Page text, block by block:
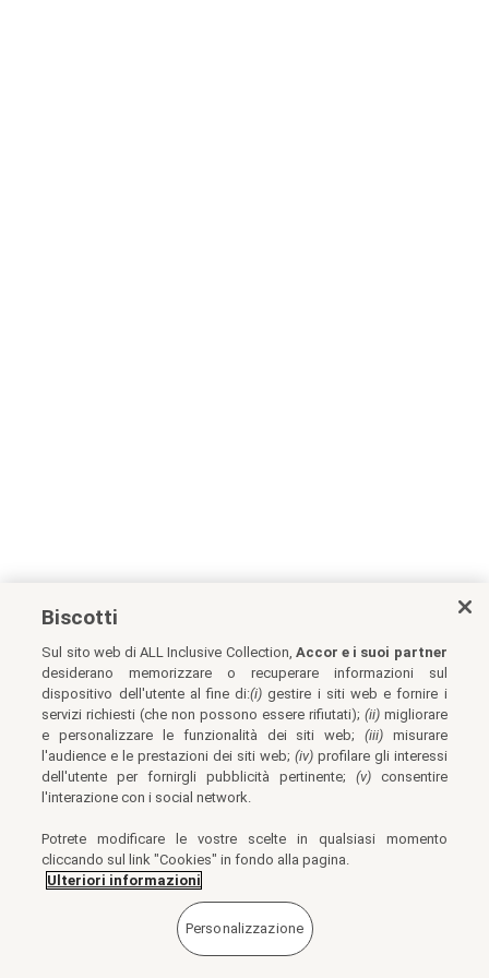
Biscotti
Sul sito web di ALL Inclusive Collection, Accor e i suoi partner
desiderano memorizzare o recuperare informazioni sul
dispositivo dell'utente al fine di:(i) gestire i siti web e fornire i
servizi richiesti (che non possono essere rifiutati); (ii)migliorare
e personalizzare le funzionalità dei siti web; (iii)misurare
l'audience e le prestazioni dei siti web; (iv)profilare gli interessi
dell'utente per fornirgli pubblicità pertinente; (v)consentire
l'interazione con i social network.
Potrete modificare le vostre scelte in qualsiasi momento
cliccando sul link "Cookies" in fondo alla pagina.
Ulteriori informazioni
Personalizzazione